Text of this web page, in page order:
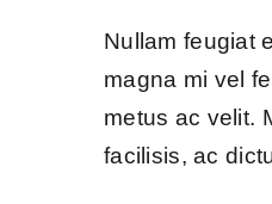
Nullam feugiat
magna mi vel
metus ac velit.
facilisis, ac